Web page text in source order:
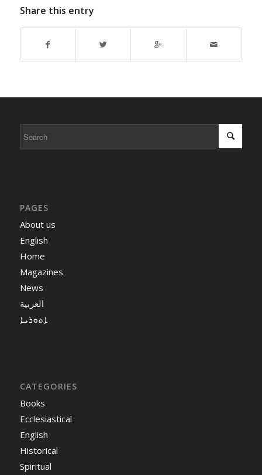
Share this entry
PAGES
About us
English
Home
Magazines
News
العربية
ܐܬܘܪܝܐ
CATEGORIES
Books
Ecclesiastical
English
Historical
Spiritual